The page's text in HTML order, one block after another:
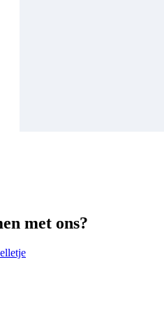
met ons?